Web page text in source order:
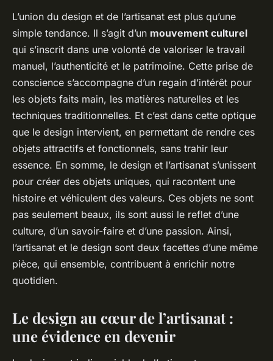
L’union du design et de l’artisanat est plus qu’une
simple tendance. Il s’agit d’un mouvement culturel
qui s’inscrit dans une volonté de valoriser le travail
manuel, l’authenticité et le patrimoine. Cette prise de
conscience s’accompagne d’un regain d’intérêt pour
les objets faits main, les matières naturelles et les
techniques traditionnelles. Et c’est dans cette optique
que le design intervient, en permettant de rendre ces
objets attractifs et fonctionnels, sans trahir leur
essence. En somme, le design et l’artisanat s’unissent
pour créer des objets uniques, qui racontent une
histoire et véhiculent des valeurs. Ces objets ne sont
pas seulement beaux, ils sont aussi le reflet d’une
culture, d’un savoir-faire et d’une passion. Ainsi,
l’artisanat et le design sont deux facettes d’une même
pièce, qui ensemble, contribuent à enrichir notre
quotidien.
Le design au cœur de l’artisanat :
une évidence en devenir